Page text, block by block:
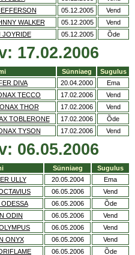
05.12.2005
Vend
WALKER 05.12.2005
Vend
JOYRIDE 05.12.2005 Õde
17.02.2006
Sünniaeg
Sugulus
DIVA 20.04.2000
Ema
TECCO 17.02.2006
Vend
THOR 17.02.2006
Vend
TOBLERONE 17.02.2006
Õde
TYSON 17.02.2006 Vend
06.05.2006
Sünniaeg
Sugulus
ULLY 20.05.2004
Ema
06.05.2006
Vend
06.05.2006
Õde
ODIN 06.05.2006
Vend
06.05.2006
Vend
ONYX 06.05.2006
Vend
06.05.2006 Õde